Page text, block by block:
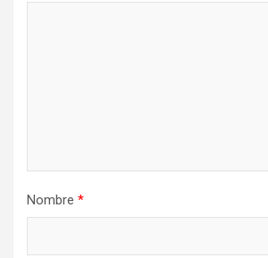
Nombre *